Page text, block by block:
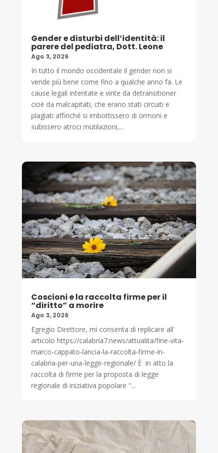
Gender e disturbi dell’identità: il
parere del pediatra, Dott. Leone
Ago 3, 2026
In tutto il mondo occidentale il gender non si
vende più bene come fino a qualche anno fa. Le
cause legali intentate e vinte da detransitioner
cioè da malcapitati, che erano stati circuiti e
plagiati affinché si imbottissero di ormoni e
subissero atroci mutilazioni,...
Coscioni e la raccolta firme per il
“diritto” a morire
Ago 3, 2026
Egregio Direttore, mi consenta di replicare all'
articolo https://calabria7.news/attualita/fine-vita-
marco-cappato-lancia-la-raccolta-firme-in-
calabria-per-una-legge-regionale/ È in atto la
raccolta di firme per la proposta di legge
regionale di iniziativa popolare "...